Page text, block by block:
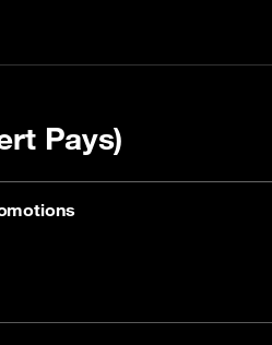
Pays)
Recharger avec un code
Voir la FAQ